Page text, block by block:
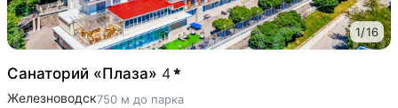
1/16
Санаторий «Плаза» 4
Железноводск750 м до парка